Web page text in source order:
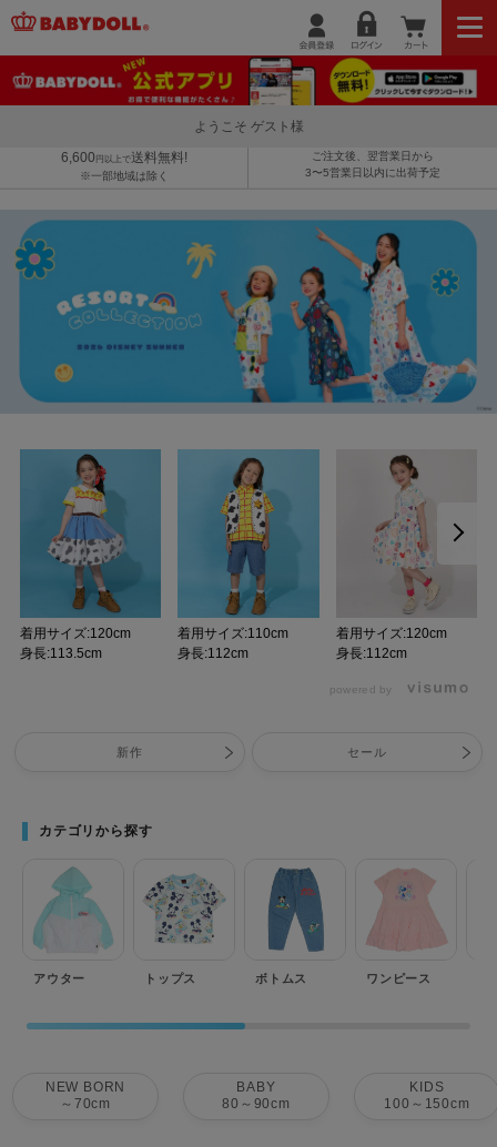
ようこそ ゲスト様
6,600 円以上で送料無料!
※一部地域は除く
ご注文後、翌営業日から
3〜5営業日以内に出荷予定
着用サイズ:120cm
身長:113.5cm
着用サイズ:110cm
身長:112cm
着用サイズ:120cm
身長:112cm
powered by
新作 セール
カテゴリから探す
アウター トップス ボトムス ワンピース
NEW BORN
～70cm
BABY
80～90cm
KIDS
100～150cm